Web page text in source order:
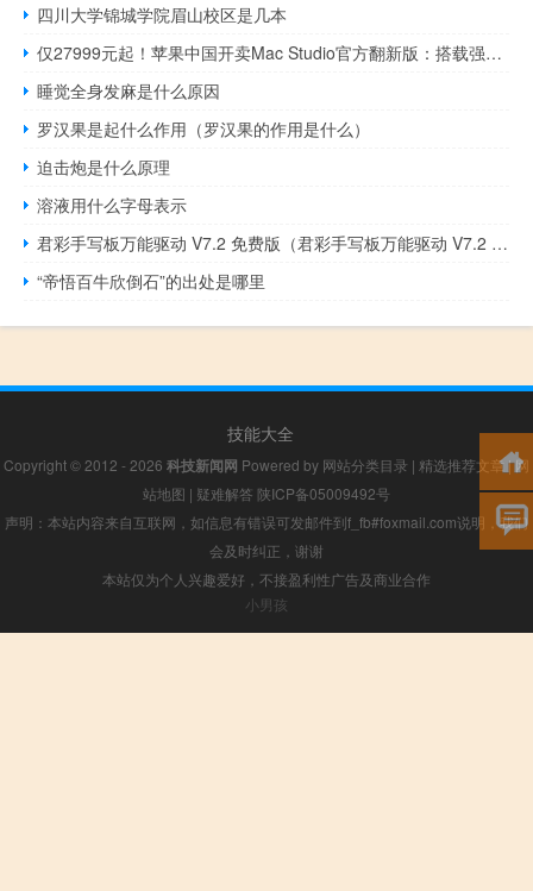
四川大学锦城学院眉山校区是几本
仅27999元起！苹果中国开卖Mac Studio官方翻新版：搭载强无敌M2 Ultra
睡觉全身发麻是什么原因
罗汉果是起什么作用（罗汉果的作用是什么）
迫击炮是什么原理
溶液用什么字母表示
君彩手写板万能驱动 V7.2 免费版（君彩手写板万能驱动 V7.2 免费版功能简介）
“帝悟百牛欣倒石”的出处是哪里
技能大全
Copyright © 2012 - 2026 科技新闻网 Powered by 网站分类目录 | 精选推荐文章|网
站地图 | 疑难解答 陕ICP备05009492号
声明：本站内容来自互联网，如信息有错误可发邮件到f_fb#foxmail.com说明，我们
会及时纠正，谢谢
本站仅为个人兴趣爱好，不接盈利性广告及商业合作
小男孩